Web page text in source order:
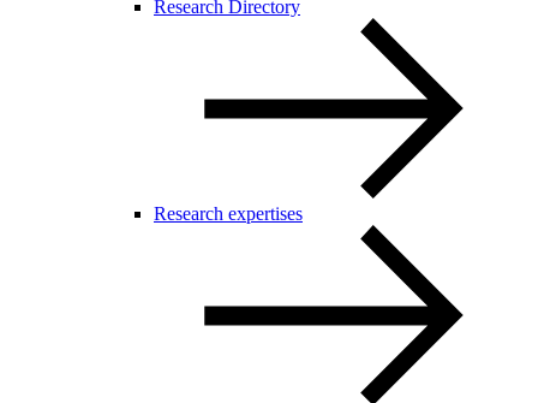
Research Directory
Research expertises